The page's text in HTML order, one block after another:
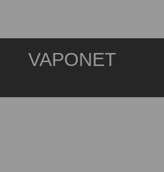
VAPONET